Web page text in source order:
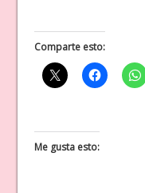
Comparte esto:
Me gusta esto: